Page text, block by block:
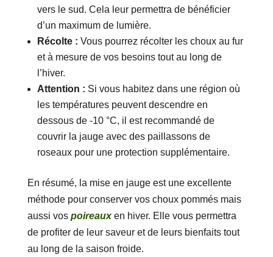
vers le sud. Cela leur permettra de bénéficier
d’un maximum de lumière.
Récolte : Vous pourrez récolter les choux au fur
et à mesure de vos besoins tout au long de
l’hiver.
Attention : Si vous habitez dans une région où
les températures peuvent descendre en
dessous de -10 °C, il est recommandé de
couvrir la jauge avec des paillassons de
roseaux pour une protection supplémentaire.
En résumé, la mise en jauge est une excellente
méthode pour conserver vos choux pommés mais
aussi vos poireauxen hiver. Elle vous permettra
de profiter de leur saveur et de leurs bienfaits tout
au long de la saison froide.